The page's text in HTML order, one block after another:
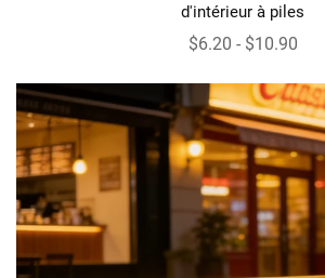
d'intérieur à piles
$6.20 - $10.90